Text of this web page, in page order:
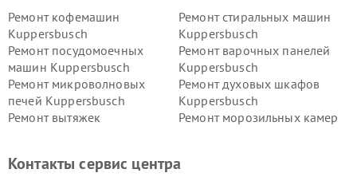
Ремонт кофемашин
Kuppersbusch
Ремонт стиральных машин
Kuppersbusch
Ремонт посудомоечных
машин Kuppersbusch
Ремонт варочных панелей
Kuppersbusch
Ремонт микроволновых
печей Kuppersbusch
Ремонт духовых шкафов
Kuppersbusch
Ремонт вытяжек
Ремонт морозильных камер
Kuppersbusch
вакуумных упаковщиков
Контакты сервис центра